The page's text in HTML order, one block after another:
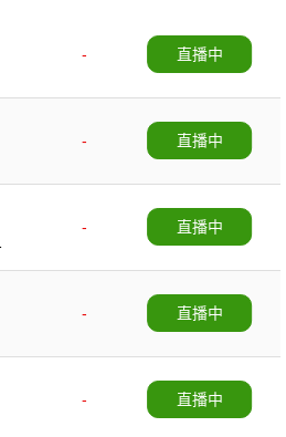
- 直播中
-
直播中
-
直播中
-
直播中
-
直播中